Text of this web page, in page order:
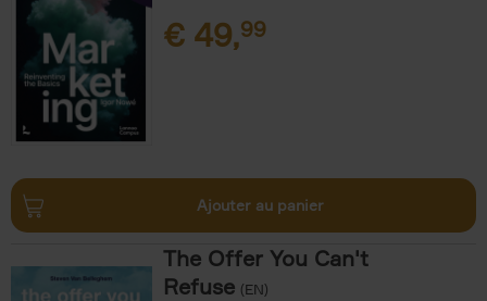
€ 49,99
Ajouter au panier
The Offer You Can't
Refuse (EN)